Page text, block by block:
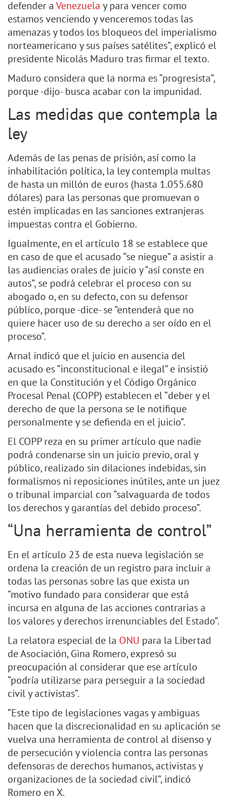
defender aVenezuela y para vencer como
estamos venciendo y venceremos todas las
amenazas y todos los bloqueos del imperialismo
norteamericano y sus países satélites”, explicó el
presidente Nicolás Maduro tras firmar el texto.
Maduro considera que la norma es “progresista”,
porque -dijo- busca acabar con la impunidad.
Las medidas que contempla la
ley
Además de las penas de prisión, así como la
inhabilitación política, la ley contempla multas
de hasta un millón de euros (hasta 1.055.680
dólares) para las personas que promuevan o
estén implicadas en las sanciones extranjeras
impuestas contra el Gobierno.
Igualmente, en el artículo 18 se establece que
en caso de que el acusado “se niegue” a asistir a
las audiencias orales de juicio y “así conste en
autos”, se podrá celebrar el proceso con su
abogado o, en su defecto, con su defensor
público, porque -dice- se “entenderá que no
quiere hacer uso de su derecho a ser oído en el
proceso”.
Arnal indicó que el juicio en ausencia del
acusado es “inconstitucional e ilegal” e insistió
en que la Constitución y el Código Orgánico
Procesal Penal (COPP) establecen el “deber y el
derecho de que la persona se le notifique
personalmente y se defienda en el juicio”.
El COPP reza en su primer artículo que nadie
podrá condenarse sin un juicio previo, oral y
público, realizado sin dilaciones indebidas, sin
formalismos ni reposiciones inútiles, ante un juez
o tribunal imparcial con “salvaguarda de todos
los derechos y garantías del debido proceso”.
“Una herramienta de control”
En el artículo 23 de esta nueva legislación se
ordena la creación de un registro para incluir a
todas las personas sobre las que exista un
“motivo fundado para considerar que está
incursa en alguna de las acciones contrarias a
los valores y derechos irrenunciables del Estado”.
La relatora especial de la ONU para la Libertad
de Asociación, Gina Romero, expresó su
preocupación al considerar que ese artículo
“podría utilizarse para perseguir a la sociedad
civil y activistas”.
“Este tipo de legislaciones vagas y ambiguas
hacen que la discrecionalidad en su aplicación se
vuelva una herramienta de control al disenso y
de persecución y violencia contra las personas
defensoras de derechos humanos, activistas y
organizaciones de la sociedad civil”, indicó
Romero en X.